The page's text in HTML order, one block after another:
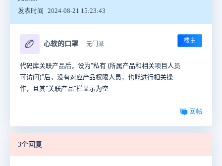
发表时间
2024-08-21 15:23:43
🏉 心软的口罩 无门派 楼主
代码库关联产品后，设为“私有 (所属产品和相关项目人员
可访问)”后，没有对应产品权限人员，也能进行相关操
作，且其“关联产品”栏显示为空
回帖
3个回复